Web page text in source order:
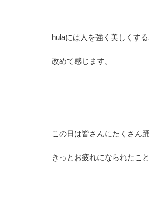
hulaには人を強く美しくす
改めて感じます。
この日は皆さんにたくさん
きっとお疲れになられたこ